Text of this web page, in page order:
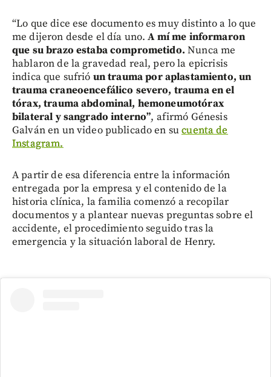
“Lo que dice ese documento es muy distinto a lo que
me dijeron desde el día uno.A mí me informaron
que su brazo estaba comprometido. Nunca me
hablaron de la gravedad real, pero la epicrisis
indica que sufrió un trauma por aplastamiento, un
trauma craneoencefálico severo, trauma en el
tórax, trauma abdominal, hemoneumotórax
bilateral y sangrado interno”, afirmó Génesis
Galván en un video publicado en sucuenta de
Instagram.
A partir de esa diferencia entre la información
entregada por la empresa y el contenido de la
historia clínica, la familia comenzó a recopilar
documentos y a plantear nuevas preguntas sobre el
accidente, el procedimiento seguido tras la
emergencia y la situación laboral de Henry.